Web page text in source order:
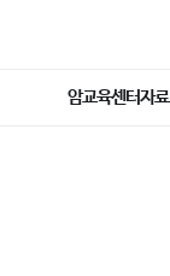
암교육센터자료